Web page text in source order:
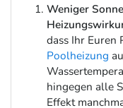
Weniger
dass Ihr Euren
Poolheizung
hingegen alle
Effekt